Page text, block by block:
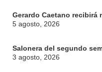
Gerardo Caetano recibirá
5 agosto, 2026
Salonera del segundo
3 agosto, 2026